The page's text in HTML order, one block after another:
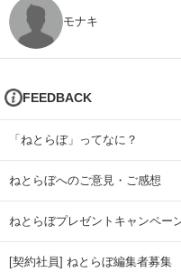
モナキ
FEEDBACK
「ねとらぼ」ってなに？
ねとらぼへのご意見・ご感想
ねとらぼプレゼントキャンペー
[契約社員] ねとらぼ編集者募集